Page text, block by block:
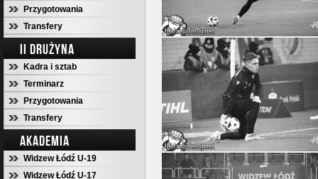
Przygotowania
Transfery
II DRUŻYNA
Kadra i sztab
Terminarz
Przygotowania
Transfery
AKADEMIA
Widzew Łódź U-19
Widzew Łódź U-17